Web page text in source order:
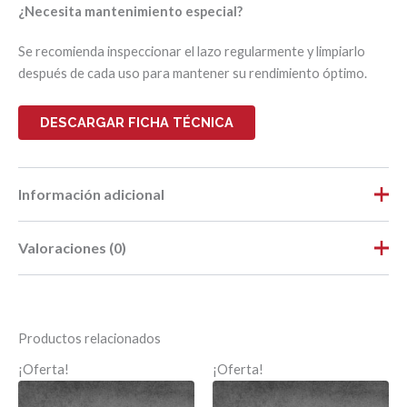
¿Necesita mantenimiento especial?
Se recomienda inspeccionar el lazo regularmente y limpiarlo
después de cada uso para mantener su rendimiento óptimo.
DESCARGAR FICHA TÉCNICA
Información adicional
Peso
Ancho
Alto 0,01
Valoraciones (0)
Sé el primero en valorar “LAZO PARA
ESTIRAR Ø 1,5mm ROSCA RTG Ø 6mm”
Productos relacionados
¡Oferta! ¡Oferta!